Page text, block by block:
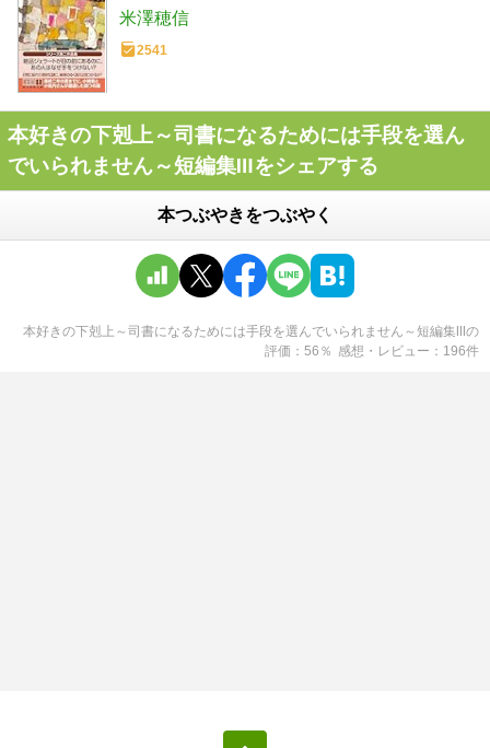
米澤穂信
2541
本好きの下剋上～司書になるためには手段を選ん
でいられません～短編集Ⅲをシェアする
本つぶやきをつぶやく
本好きの下剋上～司書になるためには手段を選んでいられません～短編集Ⅲ の
評価
56 ％ 感想・レビュー 196件